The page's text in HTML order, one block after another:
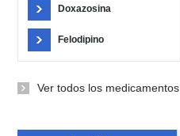
Doxazosina
Felodipino
Ver todos los medicamentos